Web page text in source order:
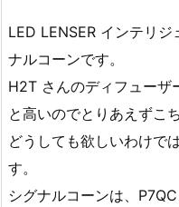
LED LENSER インテリ
ナルコーンです。
H2T さんのディフューザ
と高いのでとりあえずこ
どうしても欲しいわけで
す。
シグナルコーンは、